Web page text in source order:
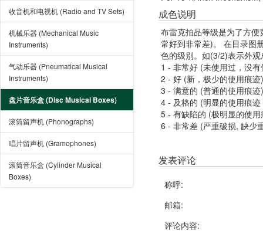
收音机和电视机 (Radio and TV Sets)
机械乐器 (Mechanical Music
Instruments)
气动乐器 (Pneumatical Musical
Instruments)
盘片音乐盒 (Disc Musical Boxes)
滚筒留声机 (Phonographs)
唱片留声机 (Gramophones)
滚筒音乐盒 (Cylinder Musical
Boxes)
成色说明
布雷克拍品等级是为了方
常好到非常差)。 在目录图
色的级别。如(3/2)表示外
1 - 非常好 (未使用过，没
2 - 好 (新，极少的使用痕迹)
3 - 满意的 (普通的使用痕迹)
4 - 及格的 (明显的使用痕
5 - 有缺陷的 (极明显的使
6 - 非常差 (严重破损, 缺少
发表评论
称呼:
邮箱:
评论内容: